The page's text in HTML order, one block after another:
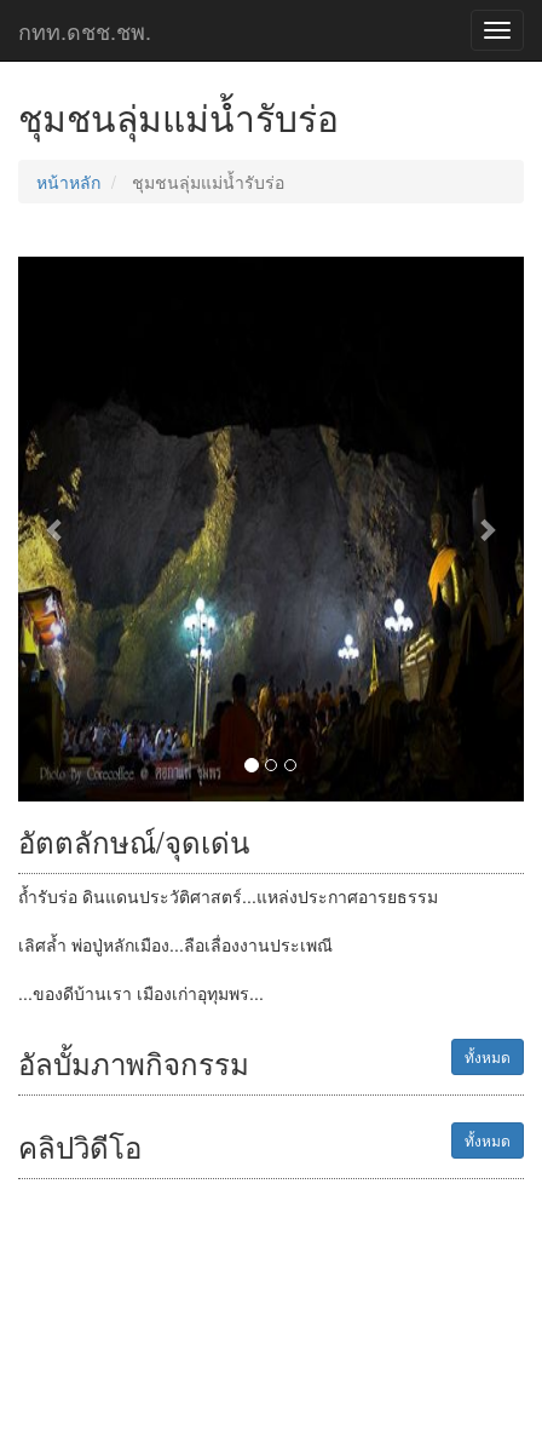
กทท.ดชช.ชพ.
ชุมชนลุ่มแม่น้ำรับร่อ
หน้าหลัก ชุมชนลุ่มแม่น้ำรับร่อ
อัตตลักษณ์/จุดเด่น
ถ้ำรับร่อ ดินแดนประวัติศาสตร์...แหล่งประกาศอารยธรรม
เลิศล้ำ พ่อปู่หลักเมือง...ลือเลื่องงานประเพณี
...ของดีบ้านเรา เมืองเก่าอุทุมพร...
อัลบั้มภาพกิจกรรม ทั้งหมด
คลิปวิดีโอ ทั้งหมด